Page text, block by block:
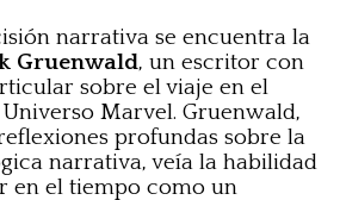
narrativa se encuentra la
Gruenwald, un escritor con
sobre el viaje en el
Marvel. Gruenwald,
profundas sobre la
narrativa, veía la habilidad
en el tiempo como un